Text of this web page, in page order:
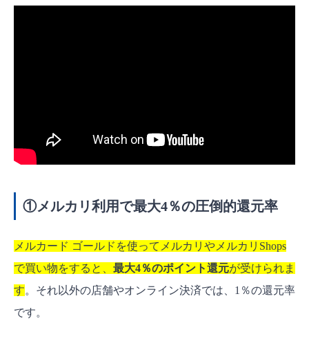
①メルカリ利用で最大4％の圧倒的還元率
メルカード ゴールドを使ってメルカリやメルカリShops
で買い物をすると、 最大4％のポイント還元が受けられま
す。それ以外の店舗やオンライン決済では、1％の還元率
です。